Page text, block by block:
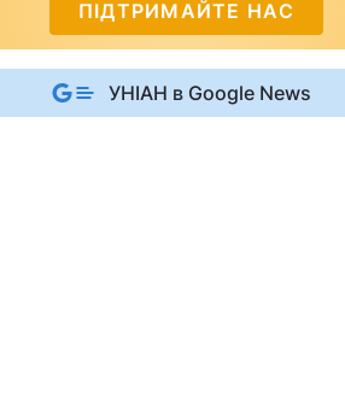
ПІДТРИМАЙТЕ НАС
УНІАН в Google News